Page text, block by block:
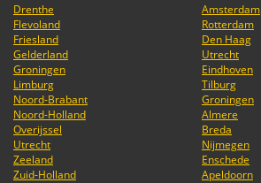
Drenthe
Flevoland
Friesland
Gelderland
Groningen
Limburg
Noord-Brabant
Noord-Holland
Overijssel
Utrecht
Zeeland
Zuid-Holland
Amsterdam
Rotterdam
Den Haag
Utrecht
Eindhoven
Tilburg
Groningen
Almere
Breda
Nijmegen
Enschede
Apeldoorn